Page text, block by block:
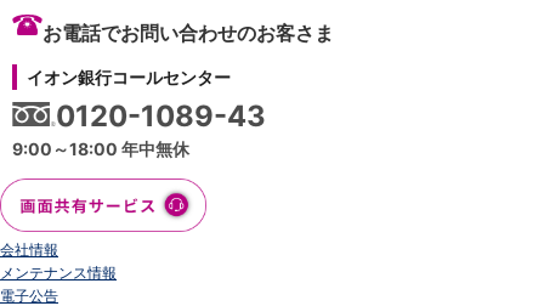
お電話でお問い合わせのお客さま
イオン銀行コールセンター
0120-1089-43
9:00～18:00 年中無休
会社情報
メンテナンス情報
電子公告